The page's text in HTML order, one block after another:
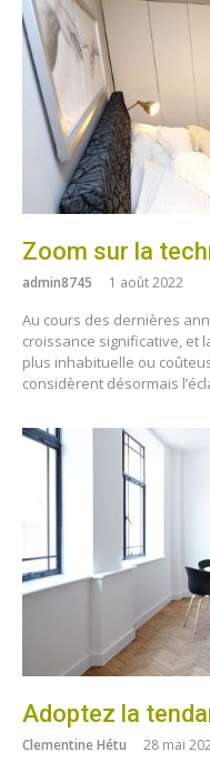
Zoom sur la
admin8745 1 août 2022
Au cours des dernières
croissance significative, et
plus inhabituelle ou
considèrent désormais
Adoptez la
Clementine Hétu 28 mai